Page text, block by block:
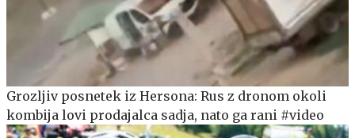
Grozljiv posnetek iz Hersona: Rus z dronom okoli
kombija lovi prodajalca sadja, nato ga rani #video